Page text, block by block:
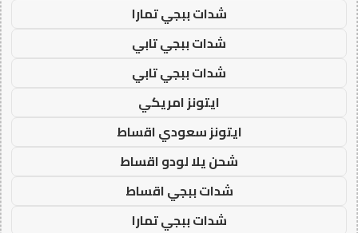
شدات ببجي تمارا
شدات ببجي تابي
شدات ببجي تابي
ايتونز امريكي
ايتونز سعودي اقساط
شحن يلا لودو اقساط
شدات ببجي اقساط
شدات ببجي تمارا